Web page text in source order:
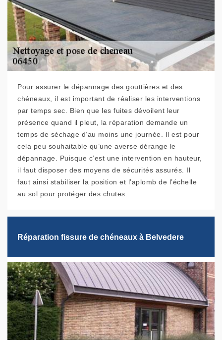
Pour assurer le dépannage des gouttières et des
chéneaux, il est important de réaliser les interventions
par temps sec. Bien que les fuites dévoilent leur
présence quand il pleut, la réparation demande un
temps de séchage d’au moins une journée. Il est pour
cela peu souhaitable qu’une averse dérange le
dépannage. Puisque c’est une intervention en hauteur,
il faut disposer des moyens de sécurités assurés. Il
faut ainsi stabiliser la position et l’aplomb de l’échelle
au sol pour protéger des chutes.
Réparation fissure de chéneaux à Belvedere